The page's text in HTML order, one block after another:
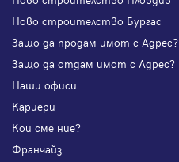
Ново строителство Бургас
Защо да продам имот с Адрес?
Защо да отдам имот с Адрес?
Наши офиси
Кариери
Кои сме ние?
Франчайз